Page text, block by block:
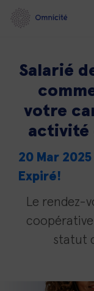
Salarié
votre
activité
20 Mar 2025
Expiré!
Le rendez-
statut